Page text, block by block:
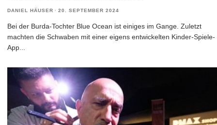
DANIEL HÄUSER · 20. SEPTEMBER 2024
Bei der Burda-Tochter Blue Ocean ist einiges im Gange. Zuletzt
machten die Schwaben mit einer eigens entwickelten Kinder-Spiele-
App